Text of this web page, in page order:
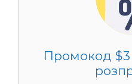
Промокод